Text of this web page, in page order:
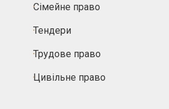
Сімейне право
Тендери
Трудове право
Цивільне право